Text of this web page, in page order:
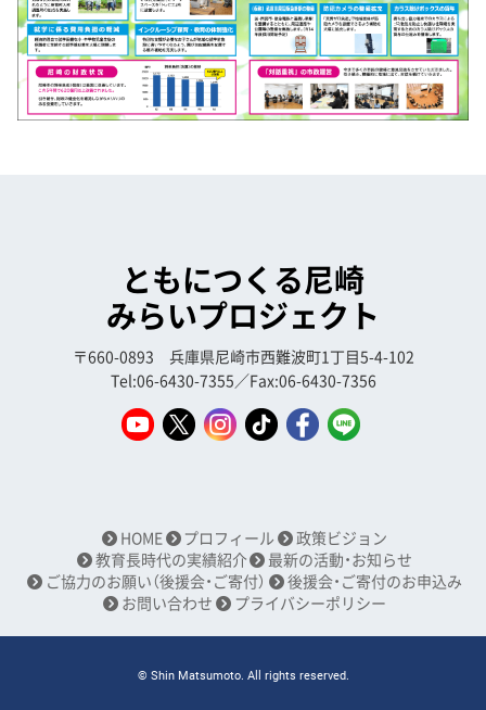
ともにつくる尼崎
みらいプロジェクト
〒660-0893 兵庫県尼崎市西難波町1丁目5-4-102
Tel:06-6430-7355／Fax:06-6430-7356
HOME プロフィール
政策ビジョン
教育長時代の実績紹介
最新の活動・お知らせ
ご協力のお願い（後援会・ご寄付）
後援会・ご寄付のお申込み
お問い合わせ
プライバシーポリシー
© Shin Matsumoto. All rights reserved.